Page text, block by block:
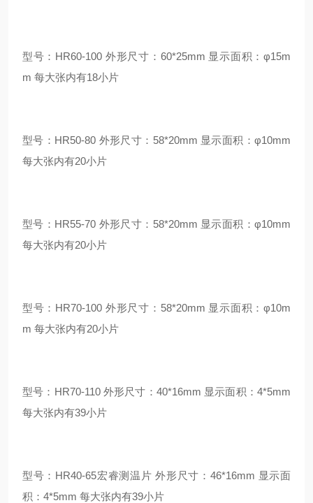
型号：HR60-100 外形尺寸：60*25mm 显示面积：φ15m
m 每大张内有18小片
型号：HR50-80 外形尺寸：58*20mm 显示面积：φ10mm
每大张内有20小片
型号：HR55-70 外形尺寸：58*20mm 显示面积：φ10mm
每大张内有20小片
型号：HR70-100 外形尺寸：58*20mm 显示面积：φ10m
m 每大张内有20小片
型号：HR70-110 外形尺寸：40*16mm 显示面积：4*5mm
每大张内有39小片
型号：HR40-65宏睿测温片 外形尺寸：46*16mm 显示面
积：4*5mm 每大张内有39小片